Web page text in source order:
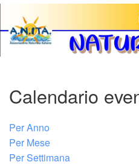
Calendario
Per Anno
Per Mese
Per Settimana